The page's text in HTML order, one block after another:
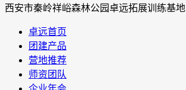
西安市秦岭祥峪森林公园卓远拓展训练基地
卓远首页
团建产品
营地推荐
师资团队